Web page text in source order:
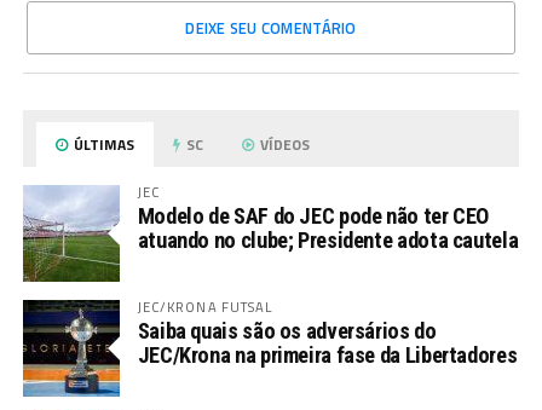
DEIXE SEU COMENTÁRIO
ÚLTIMAS SC VÍDEOS
JEC
Modelo de SAF do JEC pode não ter CEO
atuando no clube; Presidente adota cautela
JEC/KRONA FUTSAL
Saiba quais são os adversários do
JEC/Krona na primeira fase da Libertadores